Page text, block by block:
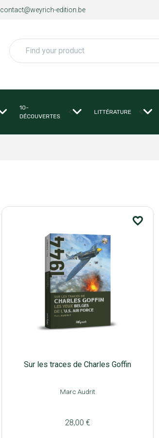
contact@weyrich-edition.be
Search
10-
DÉCOUVERTES
< LITTÉRATURE <
favorite_border
Sur les traces de Charles Goffin
Marc Audrit
28,00 €